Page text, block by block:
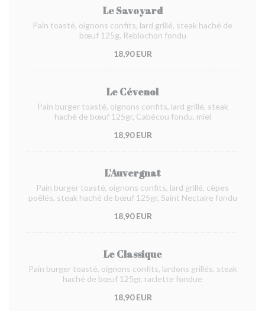
Le Savoyard
Pain toasté, oignons confits, lard grillé, steak haché de
bœuf 125g, Reblochon fondu
18,90 EUR
Le Cévenol
Pain burger toasté, oignons confits, lard grillé, steak
haché de bœuf 125gr, Cabécou fondu, miel
18,90 EUR
L'Auvergnat
Pain burger toasté, oignons confits, lard grillé, cèpes
poêlés, steak haché de bœuf 125gr, Saint Nectaire fondu
18,90 EUR
Le Classique
Pain burger toasté, oignons confits, lardons grillés, steak
haché de bœuf 125gr, raclette fondue
18,90 EUR